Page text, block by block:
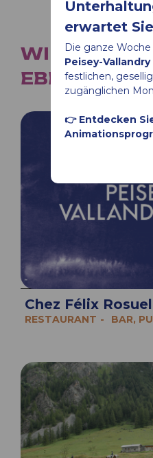
erwartet
Die ganze
Peisey-Vallandry
festlichen,
zugänglichen
👉 Entdecken
WIR
EBENFALLS
Chez Félix Rosuel
RESTAURANT BAR,